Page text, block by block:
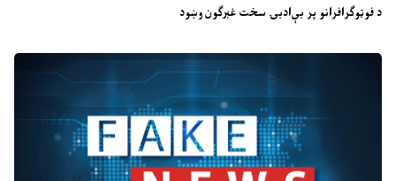
د فوټوګرافرانو پر بې‌ادبۍ سخت غبرګون وښود